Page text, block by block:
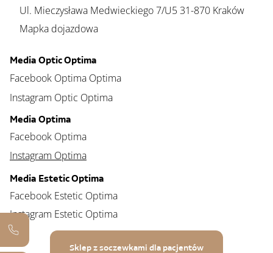
Ul. Mieczysława Medwieckiego 7/U5 31-870 Kraków
Mapka dojazdowa
Media Optima
Facebook Optima
Instagram Optima
Media Optic Optima
Facebook Optima Optima
Instagram Optic Optima
Media Estetic Optima
Facebook Estetic Optima
Instagram Estetic Optima
Sklep z soczewkami dla pacjentów